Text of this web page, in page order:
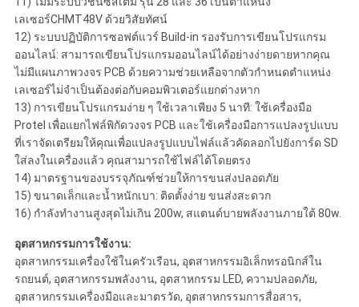
เลเซอร์CHMT48V ด้วยวิสัยทัศน์
12) ระบบปฏิบัติการซอฟต์แวร์ Build-in รองรับการเขียนโปรแกรม
ออนไลน์: สามารถเขียนโปรแกรมออนไลน์ได้อย่างง่ายดายหากคุณ
ไม่มีแผนภาพวงจร PCB ด้วยความช่วยเหลือจากตัวกำหนดตำแหน่ง
เลเซอร์ไม่จำเป็นต้องต่อกับคอมพิวเตอร์แยกต่างหาก
13) การเขียนโปรแกรมง่าย ๆ ใช้เวลาเพียง 5 นาที: ใช้เครื่องมือ
Protel เพื่อแยกไฟล์พิกัดวงจร PCB และใช้เครื่องมือการแปลงรูปแบบ
ที่เราจัดเตรียมให้คุณเพื่อแปลงรูปแบบไฟล์แล้วคัดลอกไปยังการ์ด SD
ใส่ลงในเครื่องแล้ว คุณสามารถใช้ไฟล์ได้โดยตรง
14) มาตรฐานของบรรจุภัณฑ์ช่วยให้การขนส่งปลอดภัย
15) ขนาดเล็กและน้ำหนักเบา: ติดตั้งง่าย ขนส่งสะดวก
16) กำลังทำงานสูงสุดไม่เกิน 200w, สแตนด์บายพลังงานภายใต้ 80w.
อุตสาหกรรมการใช้งาน:
อุตสาหกรรมเครื่องใช้ในครัวเรือน, อุตสาหกรรมอิเล็กทรอนิกส์ใน
รถยนต์, อุตสาหกรรมพลังงาน, อุตสาหกรรม LED, ความปลอดภัย,
อุตสาหกรรมเครื่องมือและมาตรวัด, อุตสาหกรรมการสื่อสาร,